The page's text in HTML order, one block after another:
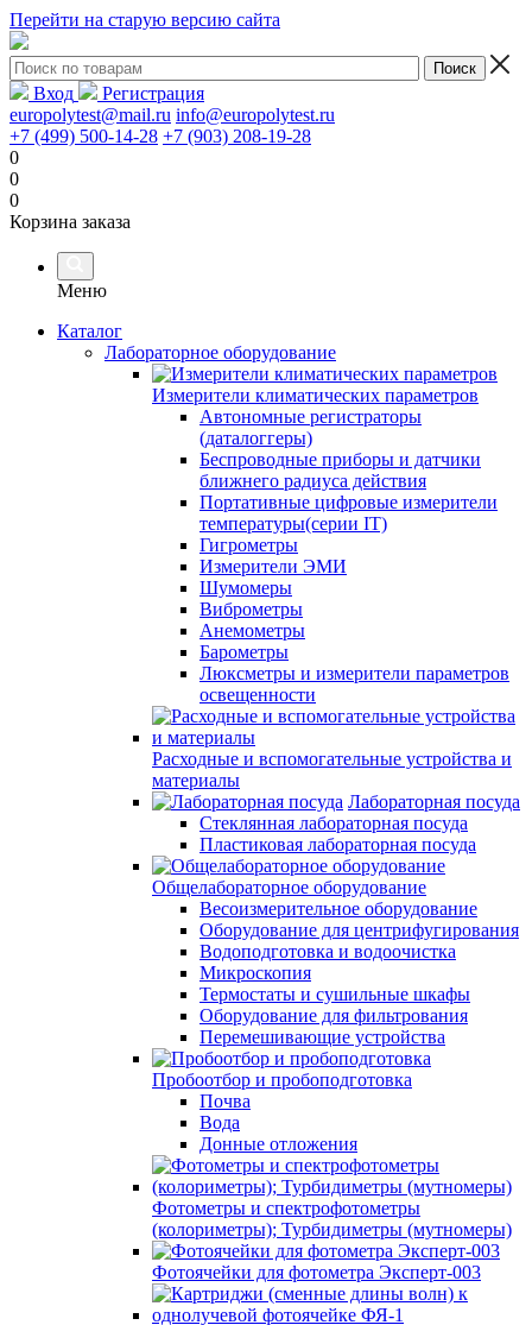
Перейти на старую версию сайта
Вход
Регистрация
europolytest@mail.ru info@europolytest.ru
+7 (499) 500-14-28 +7 (903) 208-19-28
0
0
0
Корзина заказа
Меню
Каталог
Лабораторное оборудование
Измерители климатических параметров
Автономные регистраторы
(даталоггеры)
Беспроводные приборы и датчики
ближнего радиуса действия
Портативные цифровые измерители
температуры(серии IT)
Гигрометры
Измерители ЭМИ
Шумомеры
Виброметры
Анемометры
Барометры
Люксметры и измерители параметров
освещенности
Расходные и вспомогательные устройства и
материалы
Лабораторная посуда
Стеклянная лабораторная посуда
Пластиковая лабораторная посуда
Общелабораторное оборудование
Весоизмерительное оборудование
Оборудование для центрифугирования
Водоподготовка и водоочистка
Микроскопия
Термостаты и сушильные шкафы
Оборудование для фильтрования
Перемешивающие устройства
Пробоотбор и пробоподготовка
Почва
Вода
Донные отложения
Фотометры и спектрофотометры
(колориметры); Турбидиметры (мутномеры)
Фотоячейки для фотометра Эксперт-003